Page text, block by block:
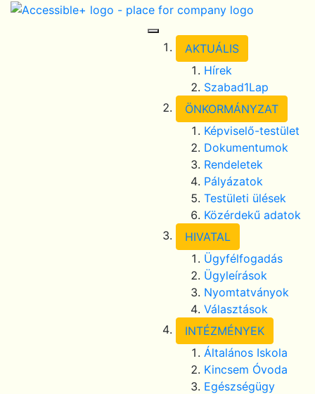
Skip Navigation
Toggle Navigation
AKTUÁLIS
Hírek
Szabad1Lap
ÖNKORMÁNYZAT
Képviselő-testület
Dokumentumok
Rendeletek
Pályázatok
Testületi ülések
Közérdekű adatok
HIVATAL
Ügyfélfogadás
Ügyleírások
Nyomtatványok
Választások
INTÉZMÉNYEK
Általános Iskola
Kincsem Óvoda
Egészségügy